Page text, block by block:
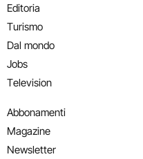
Editoria
Turismo
Dal mondo
Jobs
Television
Abbonamenti
Magazine
Newsletter